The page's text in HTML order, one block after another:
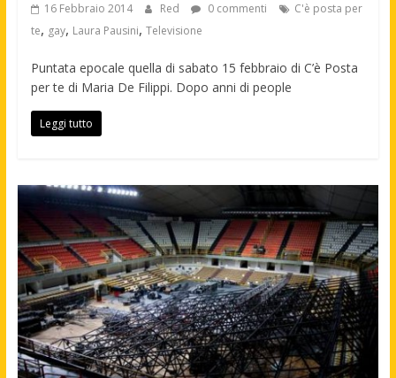
16 Febbraio 2014 Red 0 commenti
C'è posta per
te, gay, Laura Pausini, Televisione
Puntata epocale quella di sabato 15 febbraio di C’è Posta
per te di Maria De Filippi. Dopo anni di people
Leggi tutto